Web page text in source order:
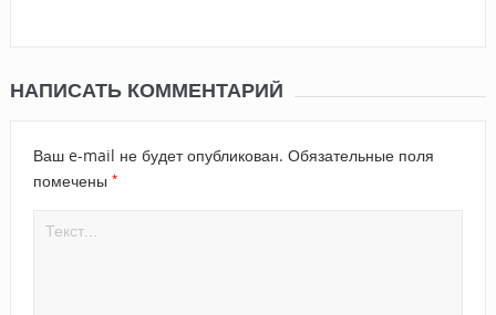
НАПИСАТЬ КОММЕНТАРИЙ
Ваш e-mail не будет опубликован. Обязательные поля
помечены *